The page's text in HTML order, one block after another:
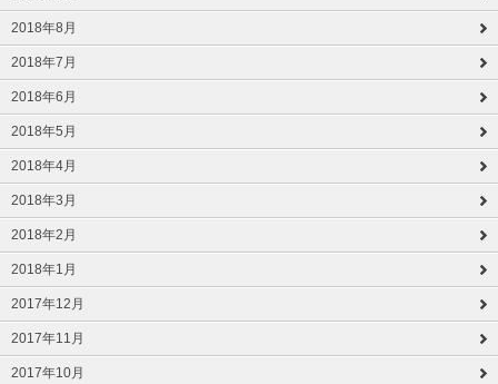
2018年8月
2018年7月
2018年6月
2018年5月
2018年4月
2018年3月
2018年2月
2018年1月
2017年12月
2017年11月
2017年10月